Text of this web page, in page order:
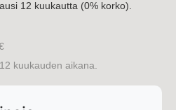
12 kuukautta (0% korko).
kuukauden aikana.